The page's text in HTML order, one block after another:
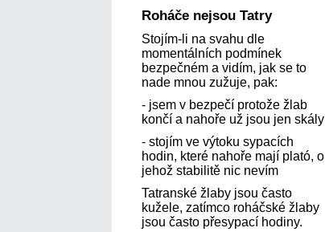
Roháče nejsou Tatry
Stojím-li na svahu dle
momentálních podmínek
bezpečném a vidím, jak se to
nade mnou zužuje, pak:
- jsem v bezpečí protože žlab
končí a nahoře už jsou jen skály
- stojím ve výtoku sypacích
hodin, které nahoře mají plató, o
jehož stabilitě nic nevím
Tatranské žlaby jsou často
kužele, zatímco roháčské žlaby
jsou často přesypací hodiny.